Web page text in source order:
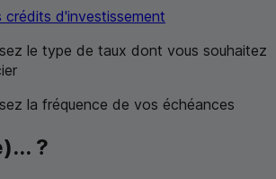
crédits d'investissement
le type de taux dont vous souhaitez
la fréquence de vos échéances
?